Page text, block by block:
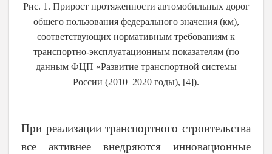
Рис. 1. Прирост протяженности автомобильных дорог
общего пользования федерального значения (км),
соответствующих нормативным требованиям к
транспортно-эксплуатационным показателям (по
данным ФЦП «Развитие транспортной системы
России (2010–2020 годы), [4]).
При реализации транспортного строительства
все активнее внедряются инновационные